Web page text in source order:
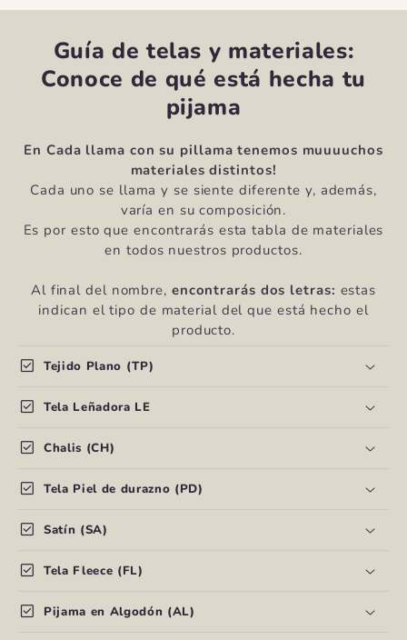
Guía de telas y materiales:
Conoce de qué está hecha tu
pijama
En Cada llama con su pillama tenemos muuuuchos
materiales distintos!
Cada uno se llama y se siente diferente y, además,
varía en su composición.
Es por esto que encontrarás esta tabla de materiales
en todos nuestros productos.
Al final del nombre, encontrarás dos letras: estas
indican el tipo de material del que está hecho el
producto.
C
n
e
n
d
o
e
check_box Tejido Plano (TP)
check_box Tela Leñadora LE
check_box Chalis (CH)
check_box Tela Piel de durazno (PD)
check_box Satín (SA)
check_box Tela Fleece (FL)
check_box Pijama en Algodón (AL)